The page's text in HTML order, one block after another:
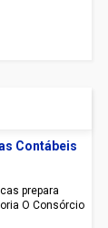
Contábeis
prepara
O Consórcio